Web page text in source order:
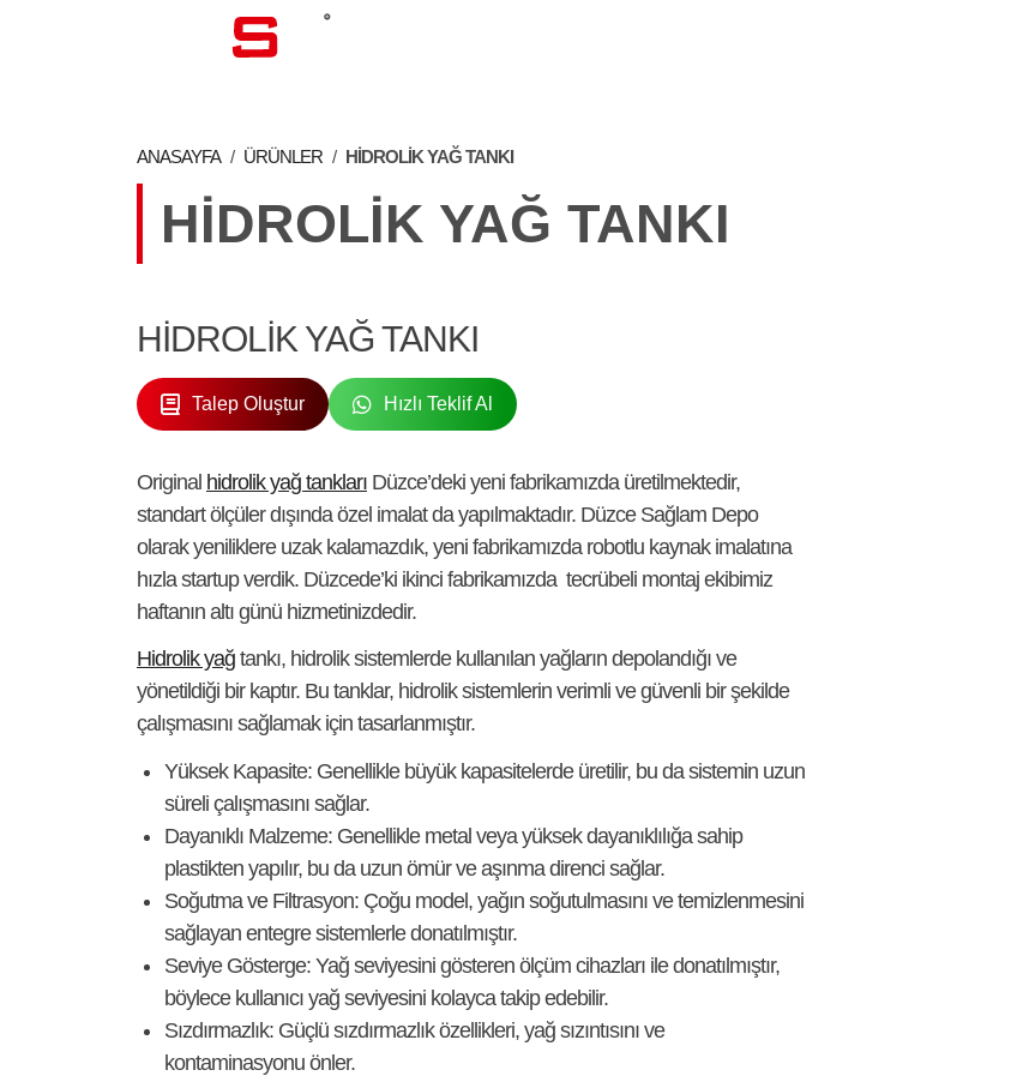
ANASAYFA / ÜRÜNLER / HIDROLIK YAĞ TANKI
HIDROLIK YAĞ TANKI
HIDROLIK YAĞ TANKI
Talep Oluştur Hızlı Teklif Al
Original hidrolik yağ tankları Düzce’deki yeni fabrikamızda üretilmektedir,
standart ölçüler dışında özel imalat da yapılmaktadır. Düzce Sağlam Depo
olarak yeniliklere uzak kalamazdık, yeni fabrikamızda robotlu kaynak imalatına
hızla startup verdik. Düzcede’ki ikinci fabrikamızda tecrübeli montaj ekibimiz
haftanın altı günü hizmetinizdedir.
Hidrolik yağ tankı, hidrolik sistemlerde kullanılan yağların depolandığı ve
yönetildiği bir kaptır. Bu tanklar, hidrolik sistemlerin verimli ve güvenli bir şekilde
çalışmasını sağlamak için tasarlanmıştır.
Yüksek Kapasite: Genellikle büyük kapasitelerde üretilir, bu da sistemin uzun
süreli çalışmasını sağlar.
Dayanıklı Malzeme: Genellikle metal veya yüksek dayanıklılığa sahip
plastikten yapılır, bu da uzun ömür ve aşınma direnci sağlar.
Soğutma ve Filtrasyon: Çoğu model, yağın soğutulmasını ve temizlenmesini
sağlayan entegre sistemlerle donatılmıştır.
Seviye Gösterge: Yağ seviyesini gösteren ölçüm cihazları ile donatılmıştır,
böylece kullanıcı yağ seviyesini kolayca takip edebilir.
Sızdırmazlık: Güçlü sızdırmazlık özellikleri, yağ sızıntısını ve
kontaminasyonu önler.